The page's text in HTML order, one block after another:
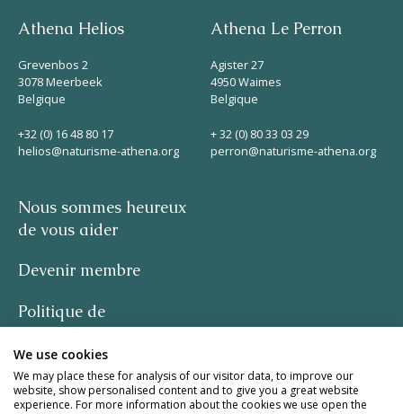
Athena Helios
Grevenbos 2
3078 Meerbeek
Belgique
+32 (0) 16 48 80 17
helios@naturisme-athena.org
Athena Le Perron
Agister 27
4950 Waimes
Belgique
+ 32 (0) 80 33 03 29
perron@naturisme-athena.org
Nous sommes heureux
de vous aider
Devenir membre
Politique de
-
We use cookies
We may place these for analysis of our visitor data, to improve our
website, show personalised content and to give you a great website
experience. For more information about the cookies we use open the